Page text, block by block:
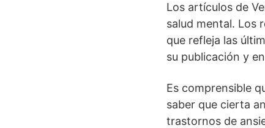
Los artículos de
salud mental. Los
que refleja las
su publicación y
Es comprensible
saber que cierta
trastornos de